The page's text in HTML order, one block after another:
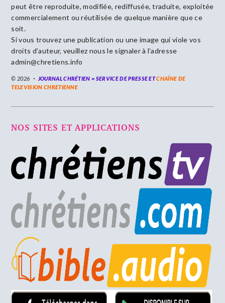
peut être reproduite, modifiée, rediffusée, traduite, exploitée
commercialement ou réutilisée de quelque manière que ce
soit.
Si vous trouvez une publication ou une image qui viole vos
droits d’auteur, veuillez nous le signaler à l’adresse
admin@chretiens.info
© 2026 JOURNAL CHRÉTIEN = SERVICE DE PRESSE ETCHAÎNE DE
TELEVISION CHRETIENNE
NOS SITES ET APPLICATIONS